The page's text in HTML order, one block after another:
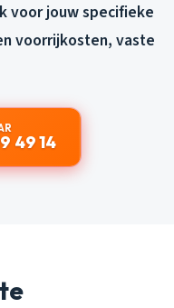
voor jouw specifieke
voorrijkosten, vaste
49 14